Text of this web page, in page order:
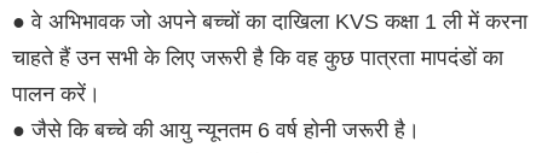
● वे अभिभावक जो अपने बच्चों का दाखिला KVS कक्षा 1 ली में करना
चाहते हैं उन सभी के लिए जरूरी है कि वह कुछ पात्रता मापदंडों का
पालन करें।
● जैसे कि बच्चे की आयु न्यूनतम 6 वर्ष होनी जरूरी है।